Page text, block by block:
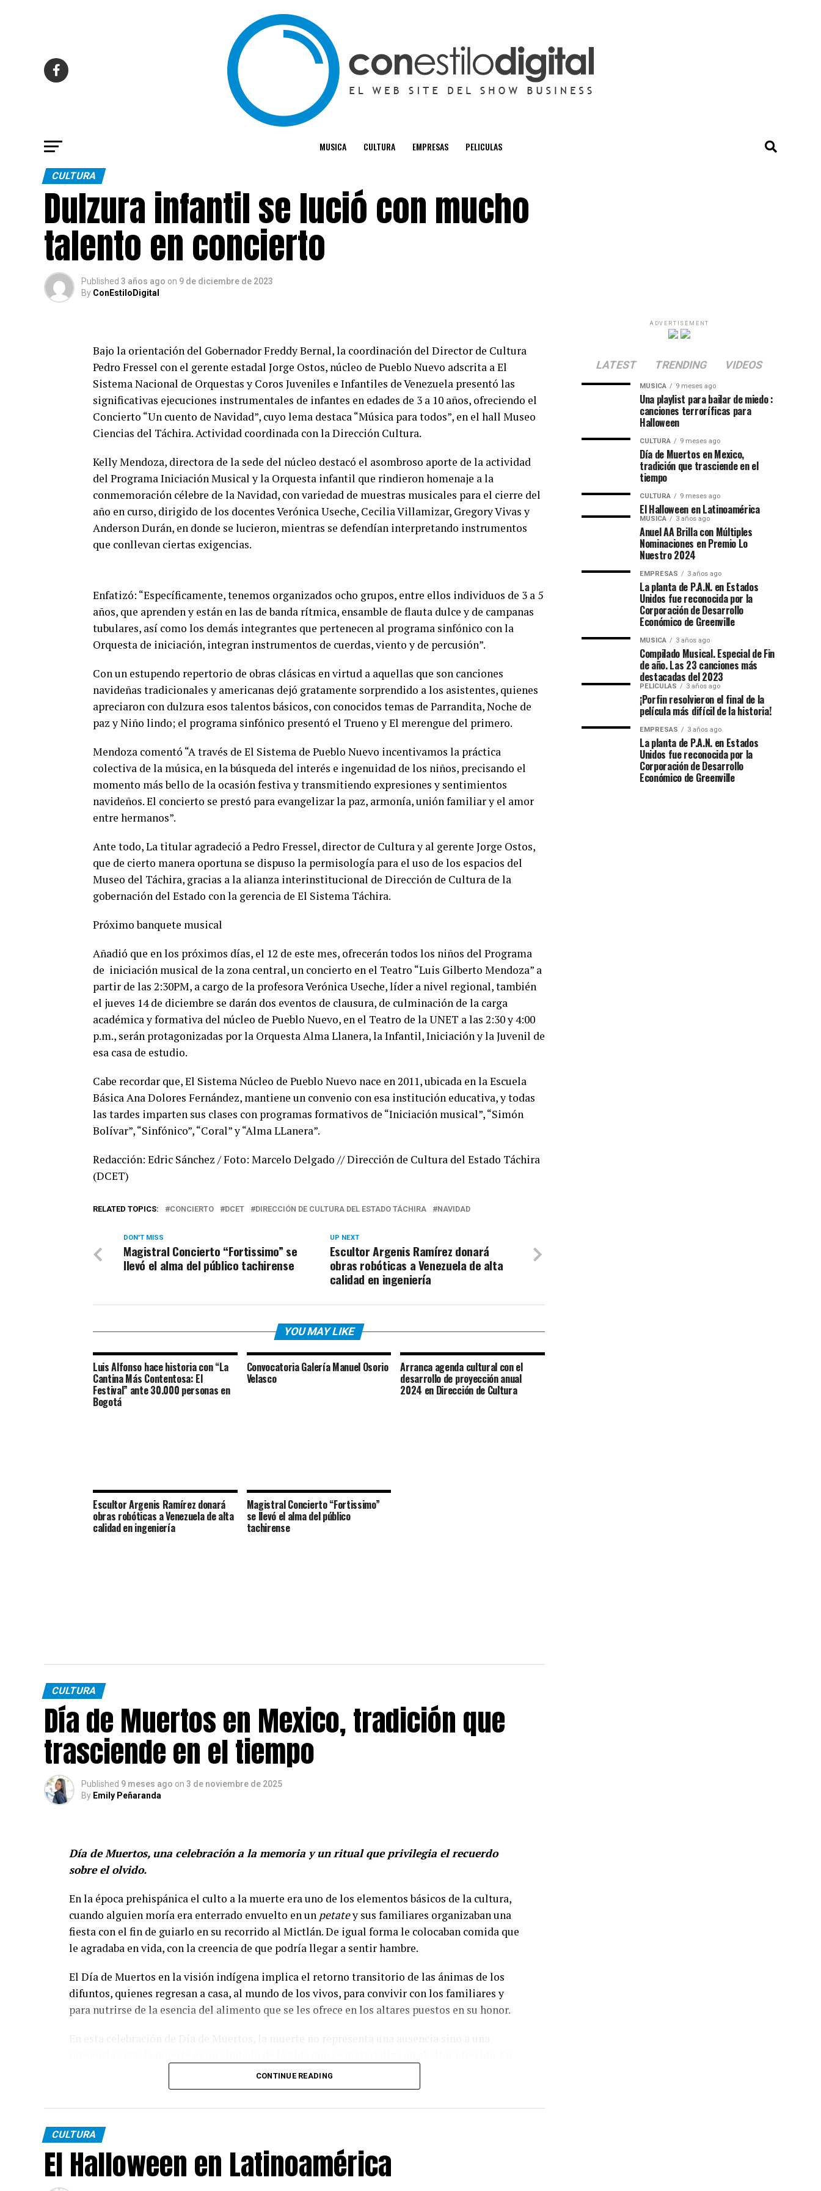
MUSICA CULTURA EMPRESAS PELICULAS
CULTURA
Dulzura infantil se lució con mucho
talento en concierto
Published 3 años ago on 9 de diciembre de 2023
By ConEstiloDigital
Bajo la orientación del Gobernador Freddy Bernal, la coordinación del Director de Cultura
Pedro Fressel con el gerente estadal Jorge Ostos, núcleo de Pueblo Nuevo adscrita a El
Sistema Nacional de Orquestas y Coros Juveniles e Infantiles de Venezuela presentó las
significativas ejecuciones instrumentales de infantes en edades de 3 a 10 años, ofreciendo el
Concierto “Un cuento de Navidad”, cuyo lema destaca “Música para todos”, en el hall Museo
Ciencias del Táchira. Actividad coordinada con la Dirección Cultura.
Kelly Mendoza, directora de la sede del núcleo destacó el asombroso aporte de la actividad
del Programa Iniciación Musical y la Orquesta infantil que rindieron homenaje a la
conmemoración célebre de la Navidad, con variedad de muestras musicales para el cierre del
año en curso, dirigido de los docentes Verónica Useche, Cecilia Villamizar, Gregory Vivas y
Anderson Durán, en donde se lucieron, mientras se defendían interpretando instrumentos
que conllevan ciertas exigencias.
Enfatizó: “Específicamente, tenemos organizados ocho grupos, entre ellos individuos de 3 a 5
años, que aprenden y están en las de banda rítmica, ensamble de flauta dulce y de campanas
tubulares, así como los demás integrantes que pertenecen al programa sinfónico con la
Orquesta de iniciación, integran instrumentos de cuerdas, viento y de percusión”.
Con un estupendo repertorio de obras clásicas en virtud a aquellas que son canciones
navideñas tradicionales y americanas dejó gratamente sorprendido a los asistentes, quienes
apreciaron con dulzura esos talentos básicos, con conocidos temas de Parrandita, Noche de
paz y Niño lindo; el programa sinfónico presentó el Trueno y El merengue del primero.
Mendoza comentó “A través de El Sistema de Pueblo Nuevo incentivamos la práctica
colectiva de la música, en la búsqueda del interés e ingenuidad de los niños, precisando el
momento más bello de la ocasión festiva y transmitiendo expresiones y sentimientos
navideños. El concierto se prestó para evangelizar la paz, armonía, unión familiar y el amor
entre hermanos”.
Ante todo, La titular agradeció a Pedro Fressel, director de Cultura y al gerente Jorge Ostos,
que de cierto manera oportuna se dispuso la permisología para el uso de los espacios del
Museo del Táchira, gracias a la alianza interinstitucional de Dirección de Cultura de la
gobernación del Estado con la gerencia de El Sistema Táchira.
Próximo banquete musical
Añadió que en los próximos días, el 12 de este mes, ofrecerán todos los niños del Programa
de iniciación musical de la zona central, un concierto en el Teatro “Luis Gilberto Mendoza” a
partir de las 2:30PM, a cargo de la profesora Verónica Useche, líder a nivel regional, también
el jueves 14 de diciembre se darán dos eventos de clausura, de culminación de la carga
académica y formativa del núcleo de Pueblo Nuevo, en el Teatro de la UNET a las 2:30 y 4:00
p.m., serán protagonizadas por la Orquesta Alma Llanera, la Infantil, Iniciación y la Juvenil de
esa casa de estudio.
Cabe recordar que, El Sistema Núcleo de Pueblo Nuevo nace en 2011, ubicada en la Escuela
Básica Ana Dolores Fernández, mantiene un convenio con esa institución educativa, y todas
las tardes imparten sus clases con programas formativos de “Iniciación musical”, “Simón
Bolívar”, “Sinfónico”, “Coral” y “Alma LLanera”.
Redacción: Edric Sánchez / Foto: Marcelo Delgado // Dirección de Cultura del Estado Táchira
(DCET)
RELATED TOPICS: CONCIERTO DCET DIRECCIÓN DE CULTURA DEL ESTADO TÁCHIRA NAVIDAD
UP NEXT
Escultor Argenis Ramírez donará
obras robóticas a Venezuela de alta
calidad en ingeniería
DON'T MISS
Magistral Concierto “Fortissimo” se
llevó el alma del público tachirense
YOU MAY LIKE
Luis Alfonso hace historia con “La
Cantina Más Contentosa: El
Festival” ante 30.000 personas en
Bogotá
Convocatoria Galería Manuel Osorio
Velasco
Arranca agenda cultural con el
desarrollo de proyección anual
2024 en Dirección de Cultura
Escultor Argenis Ramírez donará
obras robóticas a Venezuela de alta
calidad en ingeniería
Magistral Concierto “Fortissimo”
se llevó el alma del público
tachirense
CULTURA
Día de Muertos en Mexico, tradición que
trasciende en el tiempo
Published 9 meses ago on 3 de noviembre de 2025
By Emily Peñaranda
Día de Muertos, una celebración a la memoria y un ritual que privilegia el recuerdo
sobre el olvido.
En la época prehispánica el culto a la muerte era uno de los elementos básicos de la cultura,
cuando alguien moría era enterrado envuelto en un petatey sus familiares organizaban una
fiesta con el fin de guiarlo en su recorrido al Mictlán. De igual forma le colocaban comida que
le agradaba en vida, con la creencia de que podría llegar a sentir hambre.
El Día de Muertos en la visión indígena implica el retorno transitorio de las ánimas de los
difuntos, quienes regresan a casa, al mundo de los vivos, para convivir con los familiares y
para nutrirse de la esencia del alimento que se les ofrece en los altares puestos en su honor.
este sentido se trata de una celebración que conlleva una gran trascendencia popular ya que
comprende diversos significados, desde filosóficos hasta materiales.
traídos por los españoles y la conmemoración del día de muertos que los indígenas
realizaban desde los tiempos prehispánicos; los antiguos mexicas, mixtecas, texcocanos,
zapotecas, tlaxcaltecas, totonacas y otros pueblos originarios de nuestro país, trasladaron la
CONTINUE READING
CULTURA
El Halloween en Latinoamérica
ADVERTISEMENT
LATEST TRENDING VIDEOS
MUSICA 9 meses ago
Una playlist para bailar de miedo :
canciones terroríficas para
Halloween
CULTURA 9 meses ago
Día de Muertos en Mexico,
tradición que trasciende en el
tiempo
CULTURA 9 meses ago
El Halloween en Latinoamérica
MUSICA 3 años ago
Anuel AA Brilla con Múltiples
Nominaciones en Premio Lo
Nuestro 2024
EMPRESAS 3 años ago
La planta de P.A.N. en Estados
Unidos fue reconocida por la
Corporación de Desarrollo
Económico de Greenville
MUSICA 3 años ago
Compilado Musical. Especial de Fin
de año. Las 23 canciones más
destacadas del 2023
PELICULAS 3 años ago
¡Porfin resolvieron el final de la
película más difícil de la historia!
EMPRESAS 3 años ago
La planta de P.A.N. en Estados
Unidos fue reconocida por la
Corporación de Desarrollo
Económico de Greenville